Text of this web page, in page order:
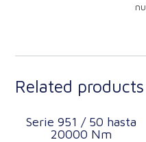
Related products
Serie 951 / 50 hasta
20000 Nm